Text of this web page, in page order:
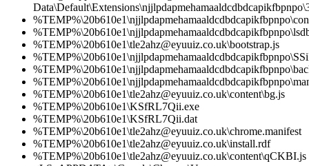
%TEMP%\20b610e1\tle2ahz@eyuuiz.co.uk\bootstrap.js
%TEMP%\20b610e1\tle2ahz@eyuuiz.co.uk\content\bg.js
%TEMP%\20b610e1\KSfRL7Qii.exe
%TEMP%\20b610e1\KSfRL7Qii.dat
%TEMP%\20b610e1\tle2ahz@eyuuiz.co.uk\chrome.manifest
%TEMP%\20b610e1\tle2ahz@eyuuiz.co.uk\install.rdf
%TEMP%\20b610e1\tle2ahz@eyuuiz.co.uk\content\qCKBI.js